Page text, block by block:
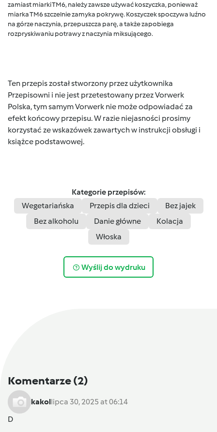
zamiast miarki TM6, należy zawsze używać koszyczka, ponieważ
miarka TM6 szczelnie zamyka pokrywę. Koszyczek spoczywa luźno
na górze naczynia, przepuszcza parę, a także zapobiega
rozpryskiwaniu potrawy z naczynia miksującego.
Ten przepis został stworzony przez użytkownika
Przepisowni i nie jest przetestowany przez Vorwerk
Polska, tym samym Vorwerk nie może odpowiadać za
efekt końcowy przepisu. W razie niejasności prosimy
korzystać ze wskazówek zawartych w instrukcji obsługi i
książce podstawowej.
Kategorie przepisów:
Wegetariańska
Przepis dla dzieci
Bez jajek
Bez alkoholu
Danie główne
Kolacja
Włoska
Wyślij do wydruku
Komentarze(2)
kakollipca 30, 2025 at 06:14
D